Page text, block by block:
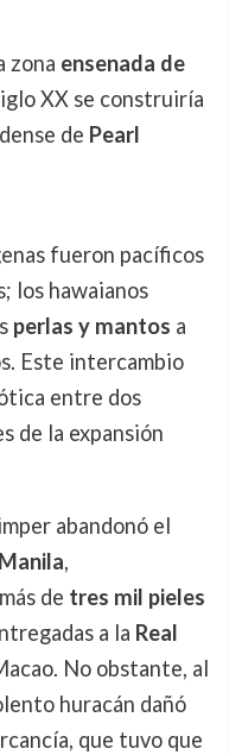
zona ensenada de
XX se construiría
de Pearl
fueron pacíficos
los hawaianos
perlas y mantos a
Este intercambio
entre dos
de la expansión
abandonó el
Manila,
de tres mil pieles
a la Real
No obstante, al
huracán dañó
que tuvo que